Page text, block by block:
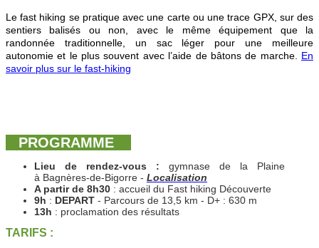
Le fast hiking se pratique avec une carte ou une trace GPX, sur des
sentiers balisés ou non, avec le même équipement que la
randonnée traditionnelle, un sac léger pour une meilleure
autonomie et le plus souvent avec l’aide de bâtons de marche. En
savoir plus sur le fast-hiking
PROGRAMME
Lieu de rendez-vous : gymnase de la Plaine
à Bagnères-de-Bigorre - Localisation
A partir de 8h30 : accueil du Fast hiking Découverte
9h : DEPART - Parcours de 13,5 km - D+ : 630 m
13h : proclamation des résultats
TARIFS :